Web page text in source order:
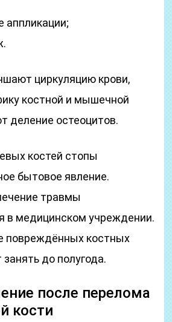
аппликации;
циркуляцию крови,
костной и мышечной
деление остеоцитов.
костей стопы
бытовое явление.
травмы
в медицинском учреждении.
повреждённых костных
до полугода.
после перелома
кости